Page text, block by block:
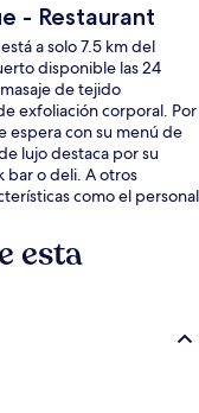
- Restaurant
a solo 7.5 km del
disponible las 24
de tejido
exfoliación corporal. Por
espera con su menú de
lujo destaca por su
bar o deli. A otros
como el personal
esta